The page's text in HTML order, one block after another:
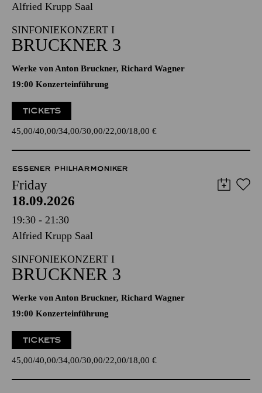
Alfried Krupp Saal
SINFONIEKONZERT I
BRUCKNER 3
Werke von Anton Bruckner, Richard Wagner
19:00 Konzerteinführung
TICKETS
45,00 40,00 34,00 30,00 22,00 18,00 €
ESSENER PHILHARMONIKER
Friday
18.09.2026
19:30 - 21:30
Alfried Krupp Saal
SINFONIEKONZERT I
BRUCKNER 3
Werke von Anton Bruckner, Richard Wagner
19:00 Konzerteinführung
TICKETS
45,00 40,00 34,00 30,00 22,00 18,00 €